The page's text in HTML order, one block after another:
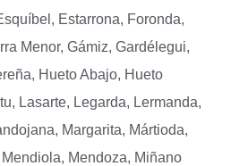
Estarrona, Foronda,
Menor, Gámiz, Gardélegui,
Hueto Abajo, Hueto
Lasarte, Legarda, Lermanda,
Margarita, Mártioda,
Mendoza, Miñano